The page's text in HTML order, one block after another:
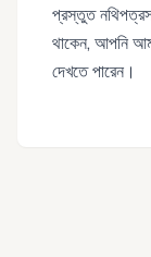
প্রস্তুত
থাকেন, আপনি
দেখতে পারেন।